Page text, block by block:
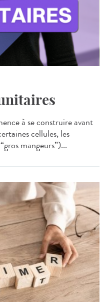
à se construire avant
cellules, les
mangeurs”)...